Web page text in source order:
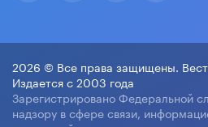
2026 © Все права защищены.
Издается с 2003 года
Зарегистрировано Федеральной
надзору в сфере связи,